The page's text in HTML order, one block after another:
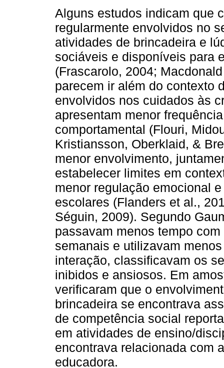
Alguns estudos indicam que
regularmente envolvidos no
atividades de brincadeira e
sociáveis e disponíveis para
(Frascarolo, 2004;
parecem ir além do contexto
envolvidos nos cuidados às
apresentam menor
comportamental (Flouri,
Kristiansson, Oberklaid, &
menor envolvimento,
estabelecer limites em
menor regulação emocional
escolares (Flanders et al.,
Séguin, 2009). Segundo
passavam menos tempo
semanais e utilizavam
interação, classificavam os
inibidos e ansiosos. Em
verificaram que o
brincadeira se encontrava
de competência social
em atividades de ensino/
encontrava relacionada com
educadora.